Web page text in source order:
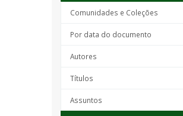
Comunidades e Coleções
Por data do documento
Autores
Títulos
Assuntos